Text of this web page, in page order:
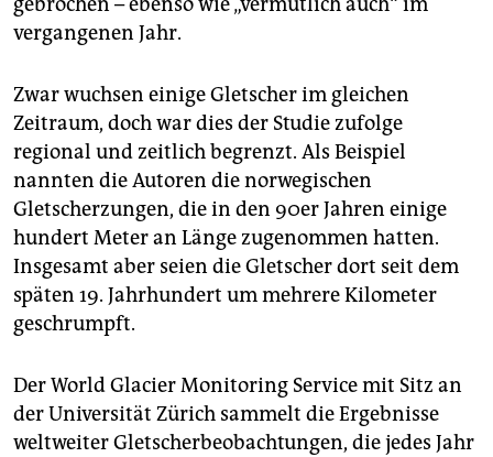
vergangenen Jahr.
Zwar wuchsen einige Gletscher im gleichen
Zeitraum, doch war dies der Studie zufolge
regional und zeitlich begrenzt. Als Beispiel
nannten die Autoren die norwegischen
Gletscherzungen, die in den 90er Jahren einige
hundert Meter an Länge zugenommen hatten.
Insgesamt aber seien die Gletscher dort seit dem
späten 19. Jahrhundert um mehrere Kilometer
geschrumpft.
Der World Glacier Monitoring Service mit Sitz an
der Universität Zürich sammelt die Ergebnisse
weltweiter Gletscherbeobachtungen, die jedes Jahr